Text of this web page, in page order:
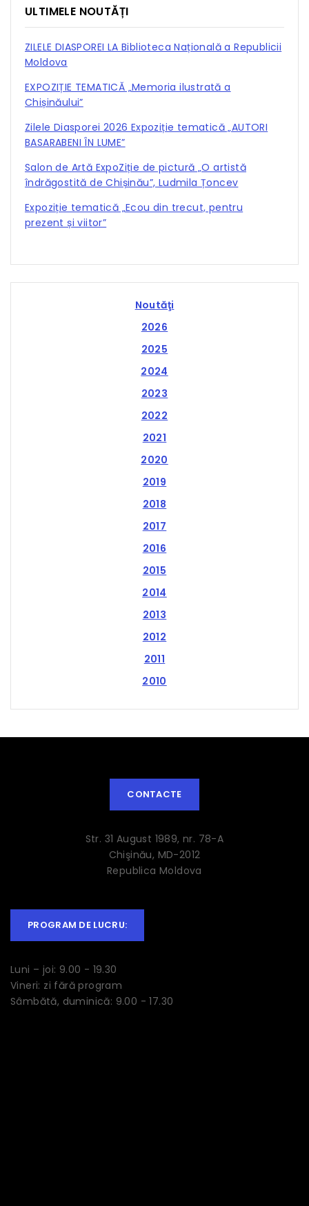
ULTIMELE NOUTĂȚI
ZILELE DIASPOREI LA Biblioteca Națională a Republicii
Moldova
EXPOZIȚIE TEMATICĂ „Memoria ilustrată a
Chișinăului”
Zilele Diasporei 2026 Expoziție tematică „AUTORI
BASARABENI ÎN LUME”
Salon de Artă ExpoZiție de pictură „O artistă
îndrăgostită de Chișinău”, Ludmila Țoncev
Expoziție tematică „Ecou din trecut, pentru
prezent și viitor”
2010
2011
2012
2013
2014
2015
2016
2017
2018
2019
2020
2021
2022
2023
2024
2025
2026
Noutăţi
CONTACTE
Str. 31 August 1989, nr. 78-A
Chişinău, MD-2012
Republica Moldova
PROGRAM DE LUCRU:
Luni – joi: 9.00 - 19.30
Vineri: zi fără program
Sâmbătă, duminică: 9.00 - 17.30